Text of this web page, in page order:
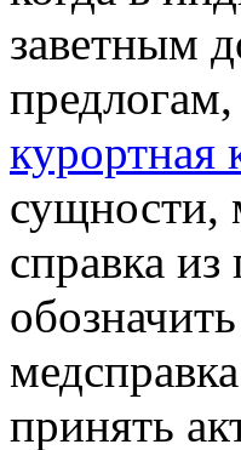
заветным
курортная
сущности,
справка
принять